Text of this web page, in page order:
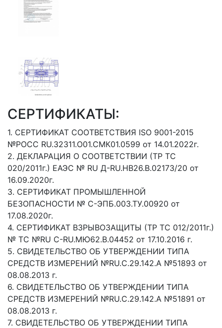
СЕРТИФИКАТЫ:
1. СЕРТИФИКАТ СООТВЕТСТВИЯ ISO 9001-2015
№РОСС RU.32311.О01.СМК01.0599 от 14.01.2022г.
2. ДЕКЛАРАЦИЯ О СООТВЕТСТВИИ (ТР ТС
020/2011г.) ЕАЭС № RU Д-RU.НВ26.В.02173/20 от
16.09.2020г.
3. СЕРТИФИКАТ ПРОМЫШЛЕННОЙ
БЕЗОПАСНОСТИ № С-ЭПБ.003.ТУ.00920 от
17.08.2020г.
4. СЕРТИФИКАТ ВЗРЫВОЗАЩИТЫ (ТР ТС 012/2011г.)
№ ТС №RU C-RU.МЮ62.В.04452 от 17.10.2016 г.
5. СВИДЕТЕЛЬСТВО ОБ УТВЕРЖДЕНИИ ТИПА
СРЕДСТВ ИЗМЕРЕНИЙ №RU.C.29.142.А №51893 от
08.08.2013 г.
6. СВИДЕТЕЛЬСТВО ОБ УТВЕРЖДЕНИИ ТИПА
СРЕДСТВ ИЗМЕРЕНИЙ №RU.C.29.142.А №51891 от
08.08.2013 г.
7. СВИДЕТЕЛЬСТВО ОБ УТВЕРЖДЕНИИ ТИПА